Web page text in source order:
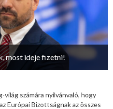
most ideje fizetni!
világ számára nyilvánvaló, hogy
Európai Bizottságnak az összes